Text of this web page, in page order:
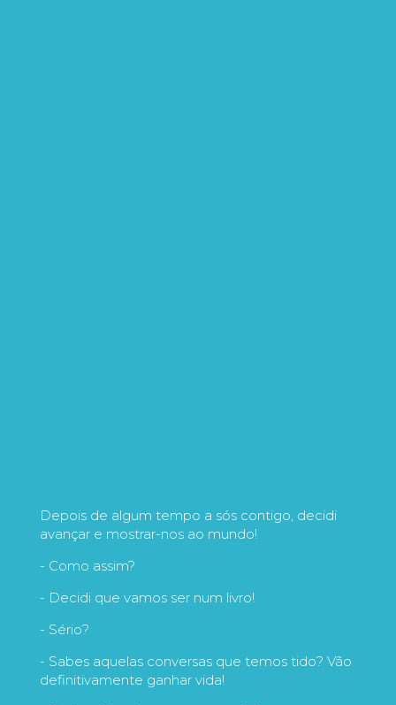
Depois de algum tempo a sós contigo, decidi
avançar e mostrar-nos ao mundo!
- Como assim?
- Decidi que vamos ser num livro!
- Sério?
- Sabes aquelas conversas que temos tido? Vão
definitivamente ganhar vida!